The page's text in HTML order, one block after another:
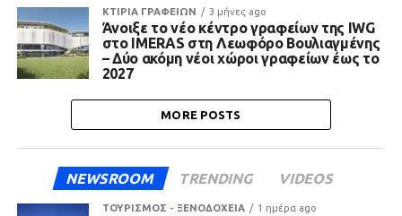
ΚΤΙΡΙΑ ΓΡΑΦΕΙΩΝ 3 μήνες ago
Άνοιξε το νέο κέντρο γραφείων της IWG
στο IMERAS στη Λεωφόρο Βουλιαγμένης
– Δύο ακόμη νέοι χώροι γραφείων έως το
2027
MORE POSTS
NEWSROOM TRENDING VIDEOS
ΤΟΥΡΙΣΜΟΣ - ΞΕΝΟΔΟΧΕΙΑ 1 ημέρα ago